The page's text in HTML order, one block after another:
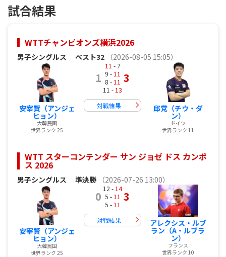
試合結果
WTTチャンピオンズ横浜2026
男子シングルス ベスト32 （2026-08-05 15:05）
安宰賢（アンジェ
ヒョン）
大韓民国
世界ランク 25
1
11 - 7
9 - 11
8 - 11
11 - 13
3
対戦結果 邱党（チウ・ダ
ン）
ドイツ
世界ランク 11
WTT スターコンテンダー サン ジョゼ ドス カンポ
ス 2026
男子シングルス 準決勝 （2026-07-26 13:00）
安宰賢（アンジェ
ヒョン）
大韓民国
世界ランク 25
0
12 - 14
5 - 11
5 - 11
3
対戦結果 アレクシス・ルブ
ラン（A・ルブラ
ン）
フランス
世界ランク 10